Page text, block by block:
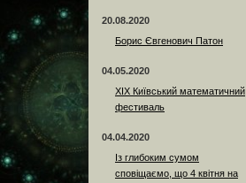
20.08.2020
Борис Євгенович Патон
04.05.2020
XIX Київський математичний
фестиваль
04.04.2020
Із глибоким сумом
сповіщаємо, що 4 квітня на